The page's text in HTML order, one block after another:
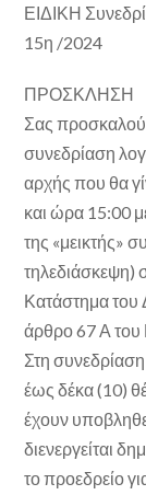
ΕΙΔΙΚΗ
15η /2024
ΠΡΟΣΚΛΗΣΗ
Σας
συνεδρίαση
αρχήςπου θα
και ώρα 15:00
της «μεικτής»
τηλεδιάσκεψη)
Κατάστημα
άρθρο 67 Α
Στη συνεδρίαση
έως δέκα (10)
έχουν
διενεργείται
το προεδρείο